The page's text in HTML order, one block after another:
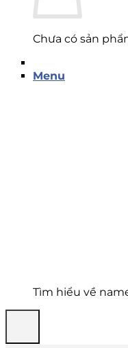
Chưa có sản
Menu
Tìm hiểu về